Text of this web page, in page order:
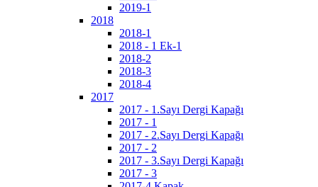
2019-1
2018
2018-1
2018 - 1 Ek-1
2018-2
2018-3
2018-4
2017
2017 - 1.Sayı Dergi Kapağı
2017 - 1
2017 - 2.Sayı Dergi Kapağı
2017 - 2
2017 - 3.Sayı Dergi Kapağı
2017 - 3